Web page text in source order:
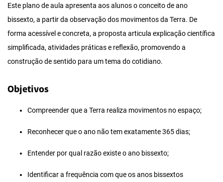
Este plano de aula apresenta aos alunos o conceito de ano
bissexto, a partir da observação dos movimentos da Terra. De
forma acessível e concreta, a proposta articula explicação científica
simplificada, atividades práticas e reflexão, promovendo a
construção de sentido para um tema do cotidiano.
Objetivos
Compreender que a Terra realiza movimentos no espaço;
Reconhecer que o ano não tem exatamente 365 dias;
Entender por qual razão existe o ano bissexto;
Identificar a frequência com que os anos bissextos